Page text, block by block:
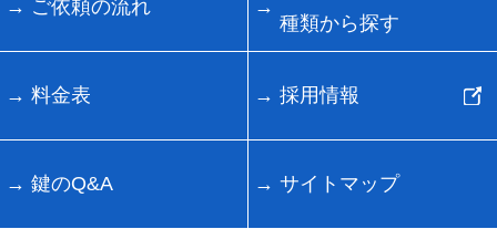
ご依頼の流れ
種類から探す
料金表 採用情報
鍵のQ&A サイトマップ